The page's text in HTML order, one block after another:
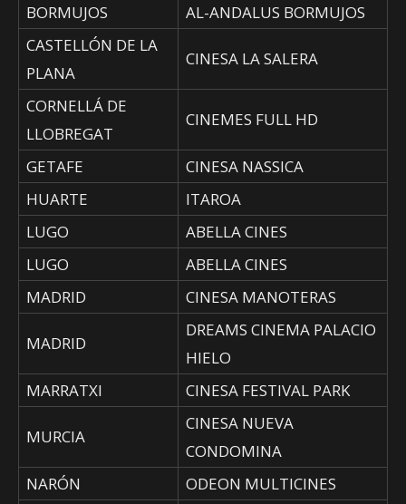
BORMUJOS
AL-ANDALUS BORMUJOS
CASTELLÓN DE LA
PLANA
CINESA LA SALERA
CORNELLÁ DE
LLOBREGAT
CINEMES FULL HD
GETAFE
CINESA NASSICA
HUARTE
ITAROA
LUGO
ABELLA CINES
LUGO
ABELLA CINES
MADRID
CINESA MANOTERAS
MADRID
DREAMS CINEMA PALACIO
HIELO
MARRATXI
CINESA FESTIVAL PARK
MURCIA
CINESA NUEVA
CONDOMINA
NARÓN
ODEON MULTICINES